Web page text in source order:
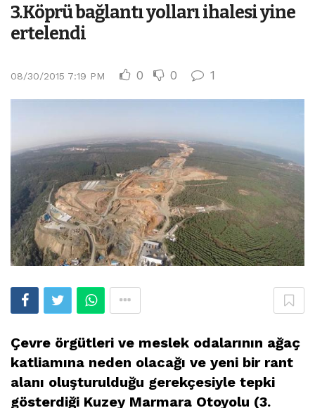
3.Köprü bağlantı yolları ihalesi yine
ertelendi
08/30/2015 7:19 PM 0 0 1
Çevre örgütleri ve meslek odalarının ağaç
katliamına neden olacağı ve yeni bir rant
alanı oluşturulduğu gerekçesiyle tepki
gösterdiği Kuzey Marmara Otoyolu (3.